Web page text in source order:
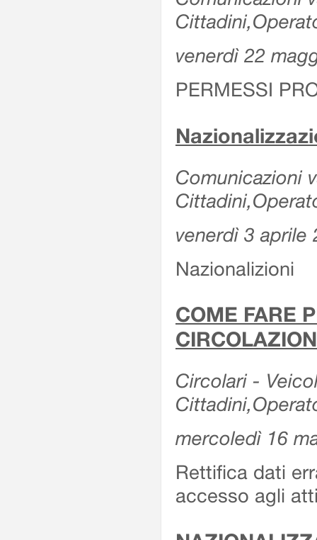
venerdì 22
PERMESSI
Comunicazioni
venerdì 3 aprile
Nazionalizioni
COME FARE
Circolari -
mercoledì 16
Rettifica dati
accesso agli